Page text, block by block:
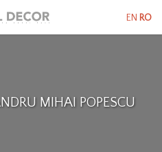
MIHAI POPESCU
EN RO